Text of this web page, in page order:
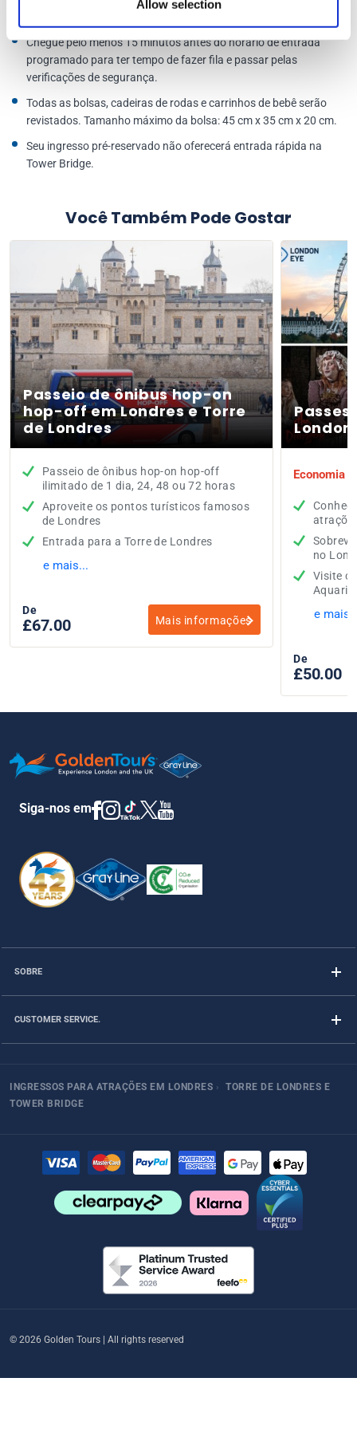
Allow selection
Chegue pelo menos 15 minutos antes do horário de entrada
programado para ter tempo de fazer fila e passar pelas
verificações de segurança.
Todas as bolsas, cadeiras de rodas e carrinhos de bebê serão
revistados. Tamanho máximo da bolsa: 45 cm x 35 cm x 20 cm.
Seu ingresso pré-reservado não oferecerá entrada rápida na
Tower Bridge.
Você Também Pode Gostar
Passeio de ônibus hop-on
hop-off em Londres e Torre
de Londres
Passeio de ônibus hop-on hop-off
ilimitado de 1 dia, 24, 48 ou 72 horas
Aproveite os pontos turísticos famosos
de Londres
Entrada para a Torre de Londres
e mais...
De
£67.00 Mais informações
London
Economia
no
Visite o
e
De
£50.00
Siga-nos em
SOBRE
CUSTOMER SERVICE.
INGRESSOS PARA ATRAÇÕES EM LONDRES ›
TORRE DE LONDRES E
TOWER BRIDGE
© 2026 Golden Tours | All rights reserved